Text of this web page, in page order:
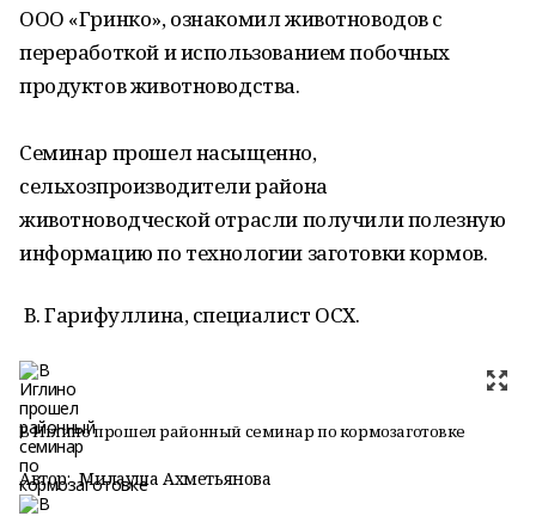
ООО «Гринко», ознакомил животноводов с
переработкой и использованием побочных
продуктов животноводства.
Семинар прошел насыщенно,
сельхозпроизводители района
животноводческой отрасли получили полезную
информацию по технологии заготовки кормов.
В. Гарифуллина, специалист ОСХ.
В Иглино прошел районный семинар по кормозаготовке
Автор: Милауша Ахметьянова